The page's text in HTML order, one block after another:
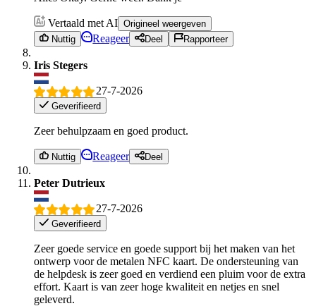
Vertaald met AI Origineel weergeven
Nuttig
Reageer Deel Rapporteer
Iris Stegers
27-7-2026
Geverifieerd
Zeer behulpzaam en goed product.
Nuttig Reageer Deel
Peter Dutrieux
27-7-2026
Geverifieerd
Zeer goede service en goede support bij het maken van het
ontwerp voor de metalen NFC kaart. De ondersteuning van
de helpdesk is zeer goed en verdiend een pluim voor de extra
effort. Kaart is van zeer hoge kwaliteit en netjes en snel
geleverd.